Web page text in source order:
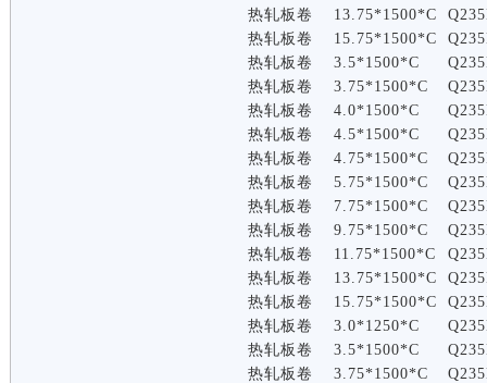
热轧板卷
13.75*1500*C
热轧板卷
15.75*1500*C
热轧板卷
3.5*1500*C
热轧板卷
3.75*1500*C
热轧板卷
4.0*1500*C
热轧板卷
4.5*1500*C
热轧板卷
4.75*1500*C
热轧板卷
5.75*1500*C
热轧板卷
7.75*1500*C
热轧板卷
9.75*1500*C
热轧板卷
11.75*1500*C
热轧板卷
13.75*1500*C
热轧板卷
15.75*1500*C
热轧板卷
3.0*1250*C
热轧板卷
3.5*1500*C
热轧板卷
3.75*1500*C